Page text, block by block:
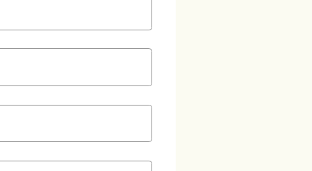
Spendenempfänger betterplace